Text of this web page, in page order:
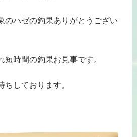
のハゼの釣果ありがとうござい
時間の釣果お見事です。
ちしております。